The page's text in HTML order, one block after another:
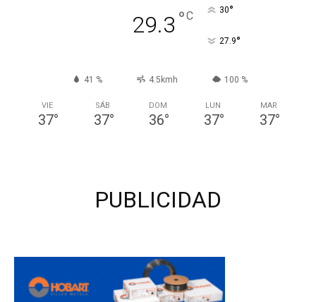
29.3 °C 30°
27.9°
41 % 4.5kmh 100 %
VIE
37°
SÁB
37°
DOM
36°
LUN
37°
MAR
37°
PUBLICIDAD